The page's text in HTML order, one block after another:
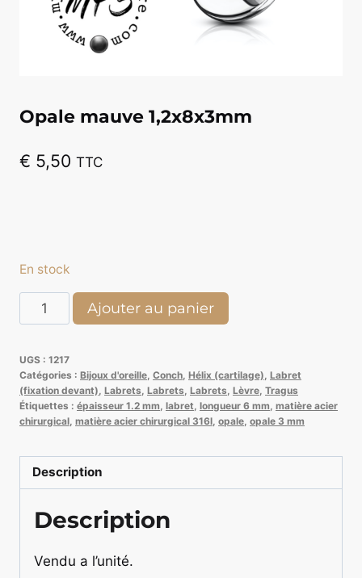
Opale mauve 1,2x8x3mm
€ 5,50 TTC
En stock
quantité
de
mauve
1,2x8x3mm
Ajouter au panier
UGS : 1217
Catégories : Bijoux d'oreille Conch Hélix (cartilage) Labret
(fixation devant) Labrets Labrets Labrets Lèvre Tragus
Étiquettes : épaisseur 1.2 mm labret longueur 6 mm matière acier
chirurgical matière acier chirurgical 316l opale opale 3 mm
Description
Description
Vendu a l’unité.